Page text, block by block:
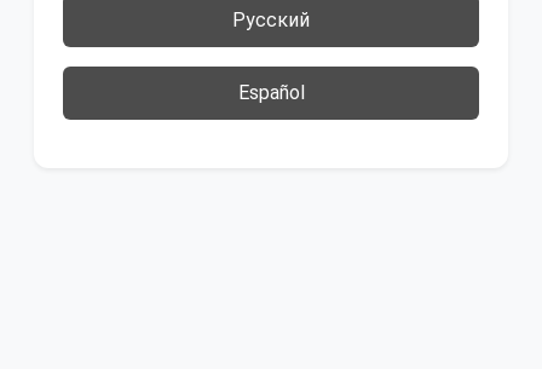
Русский
Español